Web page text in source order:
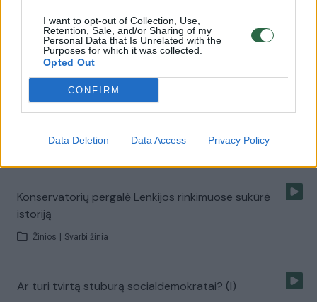
I want to opt-out of Collection, Use,
Retention, Sale, and/or Sharing of my
Personal Data that Is Unrelated with the
Purposes for which it was collected.
Opted Out
CONFIRM
Data Deletion Data Access Privacy Policy
Skandalai nuo socialdemokratų – lyg vanduo nuo
žąsies
Žinios | Lietuvos diena
Lietuvos diena
Konservatorių pergalė Lenkijos rinkimuose sukūrė
istoriją
Žinios Svarbi žinia
Ar turi tvirtą stuburą socialdemokratai? (I)